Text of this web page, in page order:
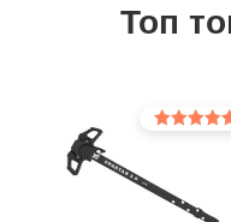
Топ